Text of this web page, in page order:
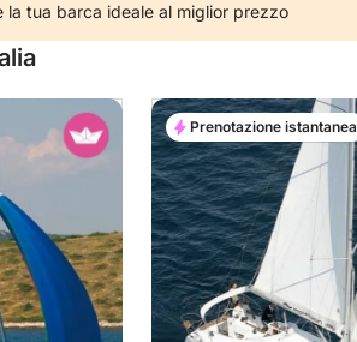
tua barca ideale al miglior prezzo
Prenotazione istantanea